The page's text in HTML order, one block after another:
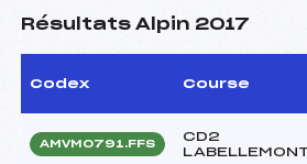
Résultats Alpin 2017
Codex Course
AMVM0791.FFS
CD2